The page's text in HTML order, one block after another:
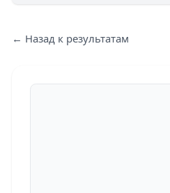
← Назад к результатам